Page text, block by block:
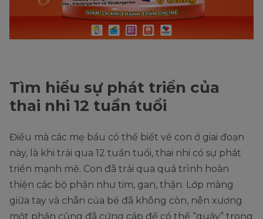
Tìm hiểu sự phát triển của
thai nhi 12 tuần tuổi
Điều mà các mẹ bầu có thể biết về con ở giai đoạn
này, là khi trải qua 12 tuần tuổi, thai nhi có sự phát
triển mạnh mẽ. Con đã trải qua quá trình hoàn
thiện các bộ phận như tim, gan, thận. Lớp màng
giữa tay và chân của bé đã không còn, nên xương
một phần cũng đã cứng cáp để có thể “quậy” trong